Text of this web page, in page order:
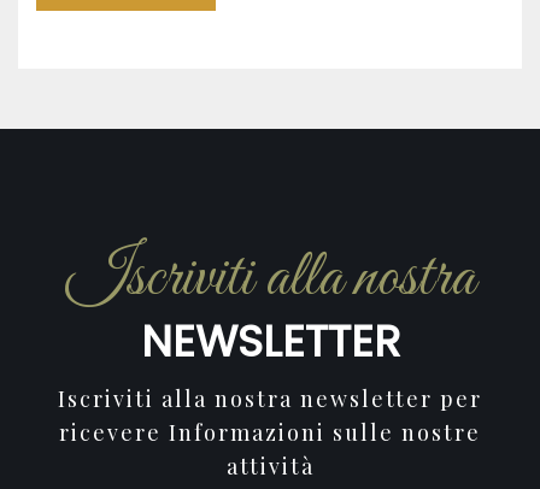
Iscriviti alla nostra
NEWSLETTER
Iscriviti alla nostra newsletter per
ricevere Informazioni sulle nostre
attività